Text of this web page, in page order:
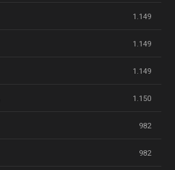
1.149
1.149
1.149
1.150
982
982